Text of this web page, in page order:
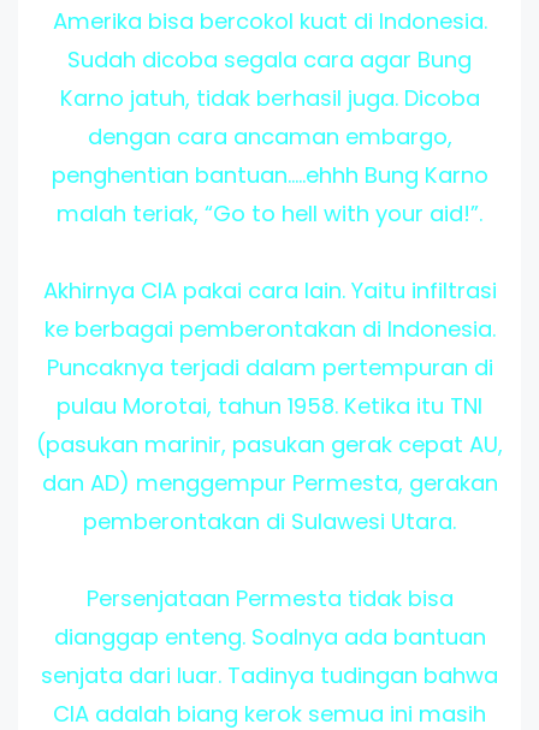
Amerika bisa bercokol kuat di Indonesia.
Sudah dicoba segala cara agar Bung
Karno jatuh, tidak berhasil juga. Dicoba
dengan cara ancaman embargo,
penghentian bantuan.....ehhh Bung Karno
malah teriak, “Go to hell with your aid!”.
Akhirnya CIA pakai cara lain. Yaitu infiltrasi
ke berbagai pemberontakan di Indonesia.
Puncaknya terjadi dalam pertempuran di
pulau Morotai, tahun 1958. Ketika itu TNI
(pasukan marinir, pasukan gerak cepat AU,
dan AD) menggempur Permesta, gerakan
pemberontakan di Sulawesi Utara.
Persenjataan Permesta tidak bisa
dianggap enteng. Soalnya ada bantuan
senjata dari luar. Tadinya tudingan bahwa
CIA adalah biang kerok semua ini masih